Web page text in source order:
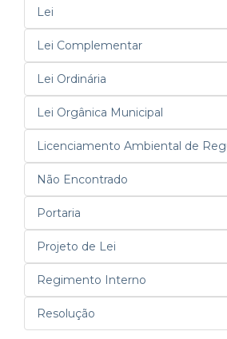
Lei
Lei Complementar
Lei Ordinária
Lei Orgânica Municipal
Licenciamento Ambiental de
Não Encontrado
Portaria
Projeto de Lei
Regimento Interno
Resolução